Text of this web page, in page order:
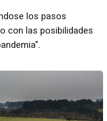
los pasos
con las posibilidades